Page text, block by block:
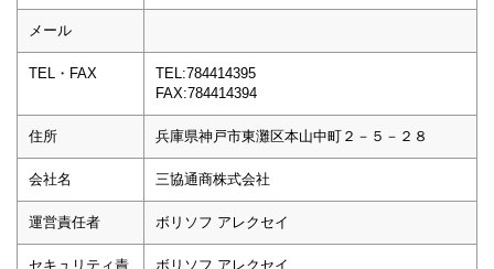
メール
TEL・FAX
TEL:784414395
FAX:784414394
住所 兵庫県神戸市東灘区本山中町２－５－２８
会社名 三協通商株式会社
運営責任者 ボリソフ アレクセイ
セキュリティ責
ボリソフ アレクセイ